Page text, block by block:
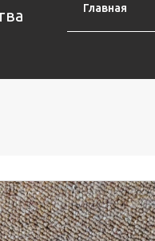
Главная